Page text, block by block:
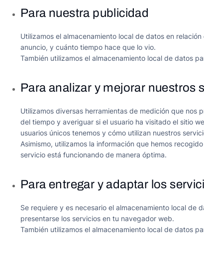
Para nuestra publicidad
Utilizamos el almacenamiento local de datos en
anuncio, y cuánto tiempo hace que lo vio.
También utilizamos el almacenamiento local de datos
Para analizar y mejorar nuestros
Utilizamos diversas herramientas de medición que nos
del tiempo y averiguar si el usuario ha visitado el sitio
usuarios únicos tenemos y cómo utilizan nuestros
Asimismo, utilizamos la información que hemos
servicio está funcionando de manera óptima.
Para entregar y adaptar los
Se requiere y es necesario el almacenamiento local
presentarse los servicios en tu navegador web.
También utilizamos el almacenamiento local de datos